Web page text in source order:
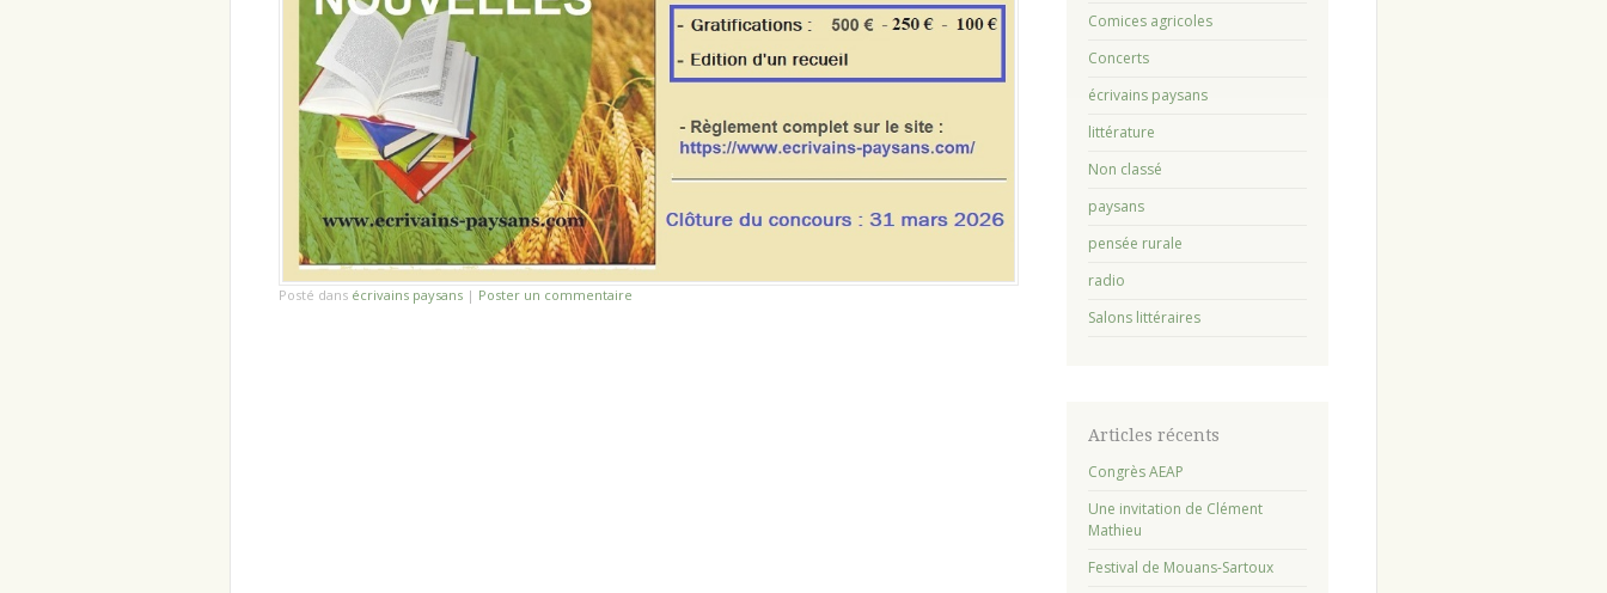
Posté dans écrivains paysans | Poster un commentaire
Comices agricoles
Concerts
écrivains paysans
littérature
Non classé
paysans
pensée rurale
radio
Salons littéraires
Articles récents
Congrès AEAP
Une invitation de Clément
Mathieu
Festival de Mouans-Sartoux